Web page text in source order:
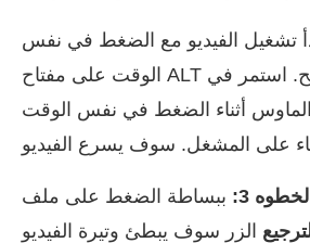
تشغيل الفيديو مع الضغط في نفس
الوقت على مفتاح ALT على لوحة المفاتيح. استمر في
أثناء الضغط في نفس الوقت
الخطوه 3: